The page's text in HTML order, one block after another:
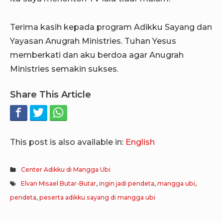
Terima kasih kepada program Adikku Sayang dan
Yayasan Anugrah Ministries. Tuhan Yesus
memberkati dan aku berdoa agar Anugrah
Ministries semakin sukses.
Share This Article
This post is also available in: English
Center Adikku di Mangga Ubi
Elvan Misael Butar-Butar,ingin jadi pendeta,mangga ubi,
pendeta, peserta adikku sayang di mangga ubi